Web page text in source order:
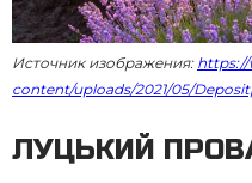
Источник изображения: https://
content/uploads/2021/05/
ЛУЦЬКИЙ